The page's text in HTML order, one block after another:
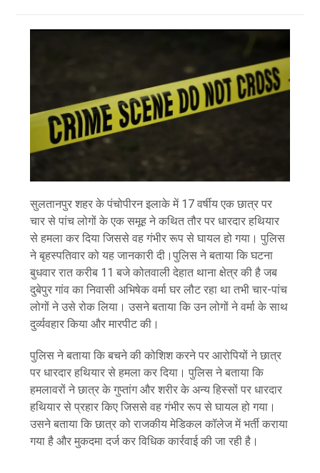
सुलतानपुर शहर के पंचोपीरन इलाके में 17 वर्षीय एक छात्र पर
चार से पांच लोगों के एक समूह ने कथित तौर पर धारदार हथियार
से हमला कर दिया जिससे वह गंभीर रूप से घायल हो गया। पुलिस
ने बृहस्पतिवार को यह जानकारी दी।पुलिस ने बताया कि घटना
बुधवार रात करीब 11 बजे कोतवाली देहात थाना क्षेत्र की है जब
दुबेपुर गांव का निवासी अभिषेक वर्मा घर लौट रहा था तभी चार-पांच
लोगों ने उसे रोक लिया। उसने बताया कि उन लोगों ने वर्मा के साथ
दुर्व्यवहार किया और मारपीट की।
पुलिस ने बताया कि बचने की कोशिश करने पर आरोपियों ने छात्र
पर धारदार हथियार से हमला कर दिया। पुलिस ने बताया कि
हमलावरों ने छात्र के गुप्तांग और शरीर के अन्य हिस्सों पर धारदार
हथियार से प्रहार किए जिससे वह गंभीर रूप से घायल हो गया।
उसने बताया कि छात्र को राजकीय मेडिकल कॉलेज में भर्ती कराया
गया है और मुकदमा दर्ज कर विधिक कार्रवाई की जा रही है।